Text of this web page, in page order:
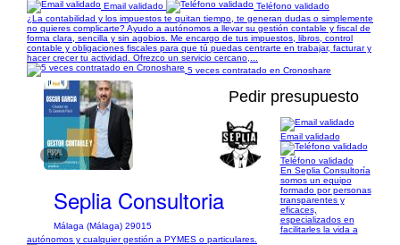
Email validado
Teléfono validado
¿La contabilidad y los impuestos te quitan tiempo, te generan dudas o simplemente
no quieres complicarte? Ayudo a autónomos a llevar su gestión contable y fiscal de
forma clara, sencilla y sin agobios. Me encargo de tus impuestos, libros, control
contable y obligaciones fiscales para que tú puedas centrarte en trabajar, facturar y
hacer crecer tu actividad. Ofrezco un servicio cercano,...
5 veces contratado en Cronoshare
1/4
Pedir presupuesto
Seplia Consultoria
Málaga (Málaga) 29015
Email validado
Teléfono validado
En Seplia Consultoría
somos un equipo
formado por personas
transparentes y
eficaces,
especializados en
facilitarles la vida a
autónomos y cualquier gestión a PYMES o particulares.